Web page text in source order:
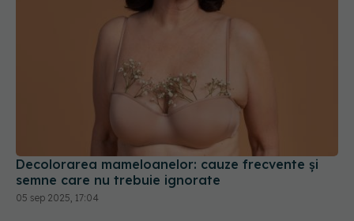
Decolorarea mameloanelor: cauze frecvente și
semne care nu trebuie ignorate
05 sep 2025, 17:04